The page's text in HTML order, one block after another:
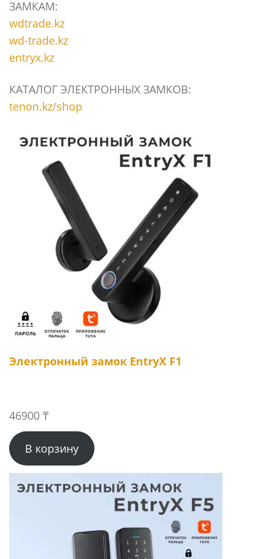
ЗАМКАМ:
wdtrade.kz
wd-trade.kz
entryx.kz
КАТАЛОГ ЭЛЕКТРОННЫХ ЗАМКОВ:
tenon.kz/shop
Электронный замок EntryX F1
46900 ₸
В корзину